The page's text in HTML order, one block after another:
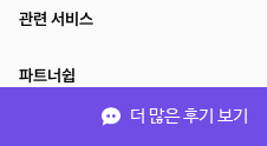
더 많은 후기 보기
관련 서비스
파트너쉽
서비스 제공 국가